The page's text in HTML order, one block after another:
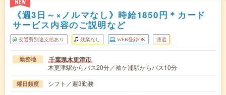
NEW
《週3日～×ノルマなし》時給1850円＊カード
サービス内容のご説明など
交通費別途支給あり 残業なし WEB登録OK 派遣
勤務地 千葉県木更津市
木更津駅からバス20分／袖ケ浦駅からバス10分
曜日頻度 シフト／週3勤務